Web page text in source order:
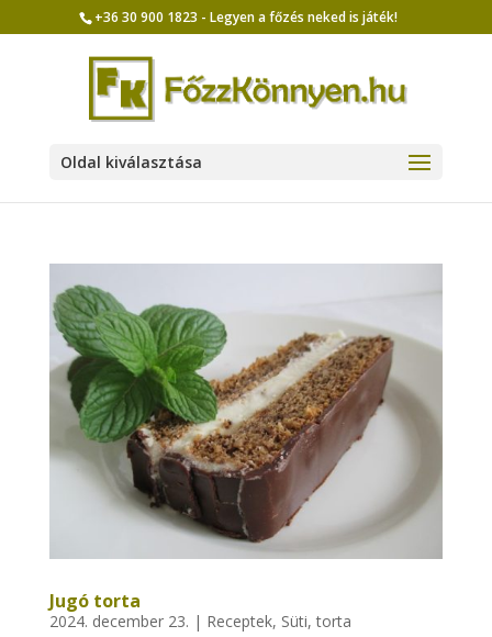
+36 30 900 1823 - Legyen a főzés neked is játék!
Oldal kiválasztása
Jugó torta
2024. december 23. | Receptek, Süti, torta